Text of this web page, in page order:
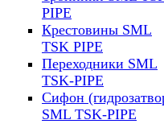
PIPE
Крестовины SML
TSK PIPE
Переходники SML
TSK-PIPE
Сифон
SML TSK-PIPE